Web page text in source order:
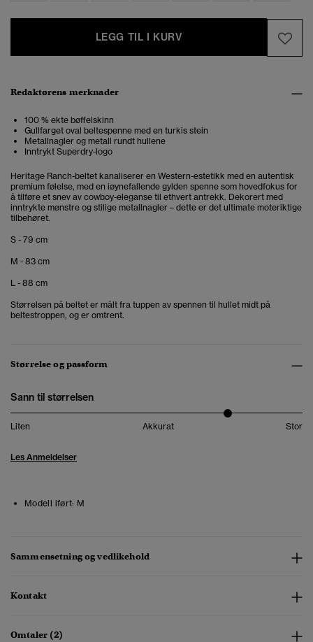
LEGG TIL I KURV
Redaktørens merknader
100 % ekte bøffelskinn
Gullfarget oval beltespenne med en turkis stein
Metallnagler og metall rundt hullene
Inntrykt Superdry-logo
Heritage Ranch-beltet kanaliserer en Western-estetikk med en autentisk
premium følelse, med en iøynefallende gylden spenne som hovedfokus for
å tilføre et snev av cowboy-eleganse til ethvert antrekk. Dekorert med
inntrykte mønstre og stilige metallnagler – dette er det ultimate moteriktige
tilbehøret.
S - 79 cm
M - 83 cm
L - 88 cm
Størrelsen på beltet er målt fra tuppen av spennen til hullet midt på
beltestroppen, og er omtrent.
Størrelse og passform
Sann til størrelsen
Liten Akkurat Stor
Les Anmeldelser
Modell iført: M
Sammensetning og vedlikehold
Kontakt
Omtaler (2)